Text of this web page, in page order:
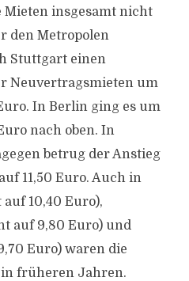
Mieten insgesamt nicht
den Metropolen
Stuttgart einen
Neuvertragsmieten um
In Berlin ging es um
nach oben. In
betrug der Anstieg
11,50 Euro. Auch in
10,40 Euro),
auf 9,80 Euro) und
Euro) waren die
früheren Jahren.